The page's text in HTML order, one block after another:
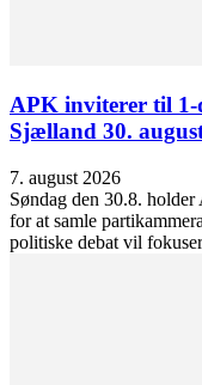
APK inviterer til 1-
Sjælland 30.
7. august 2026
Søndag den 30.8.
for at samle
politiske debat vil